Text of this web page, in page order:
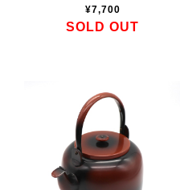
¥7,700
SOLD OUT